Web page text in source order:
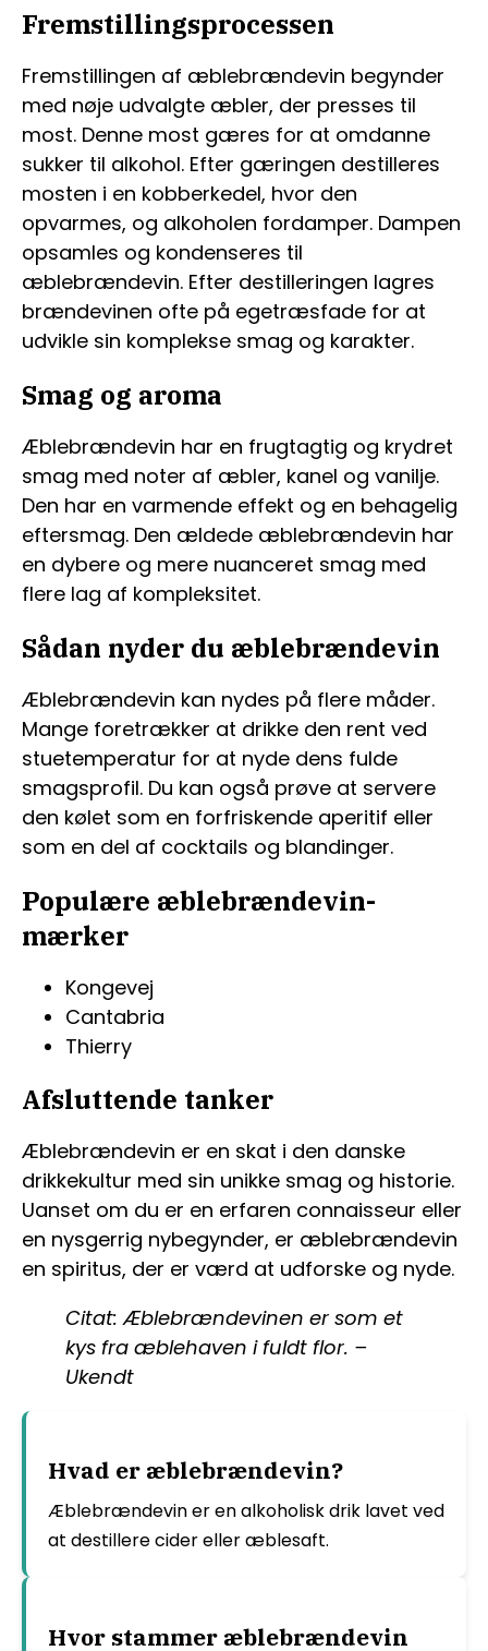
Fremstillingsprocessen
Fremstillingen af æblebrændevin begynder
med nøje udvalgte æbler, der presses til
most. Denne most gæres for at omdanne
sukker til alkohol. Efter gæringen destilleres
mosten i en kobberkedel, hvor den
opvarmes, og alkoholen fordamper. Dampen
opsamles og kondenseres til
æblebrændevin. Efter destilleringen lagres
brændevinen ofte på egetræsfade for at
udvikle sin komplekse smag og karakter.
Smag og aroma
Æblebrændevin har en frugtagtig og krydret
smag med noter af æbler, kanel og vanilje.
Den har en varmende effekt og en behagelig
eftersmag. Den ældede æblebrændevin har
en dybere og mere nuanceret smag med
flere lag af kompleksitet.
Sådan nyder du æblebrændevin
Æblebrændevin kan nydes på flere måder.
Mange foretrækker at drikke den rent ved
stuetemperatur for at nyde dens fulde
smagsprofil. Du kan også prøve at servere
den kølet som en forfriskende aperitif eller
som en del af cocktails og blandinger.
Populære æblebrændevin-
mærker
Kongevej
Cantabria
Thierry
Afsluttende tanker
Æblebrændevin er en skat i den danske
drikkekultur med sin unikke smag og historie.
Uanset om du er en erfaren connaisseur eller
en nysgerrig nybegynder, er æblebrændevin
en spiritus, der er værd at udforske og nyde.
Citat: Æblebrændevinen er som et
kys fra æblehaven i fuldt flor. –
Ukendt
Hvad er æblebrændevin?
Æblebrændevin er en alkoholisk drik lavet ved
at destillere cider eller æblesaft.
Hvor stammer æblebrændevin